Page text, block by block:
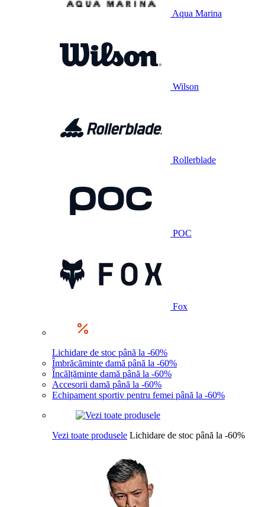
Aqua Marina
Wilson
Rollerblade
POC
Fox
Lichidare de stoc până la -60%
Îmbrăcăminte damă până la -60%
Încălțăminte damă până la -60%
Accesorii damă până la -60%
Echipament sportiv pentru femei până la -60%
Vezi toate produsele Lichidare de stoc până la -60%